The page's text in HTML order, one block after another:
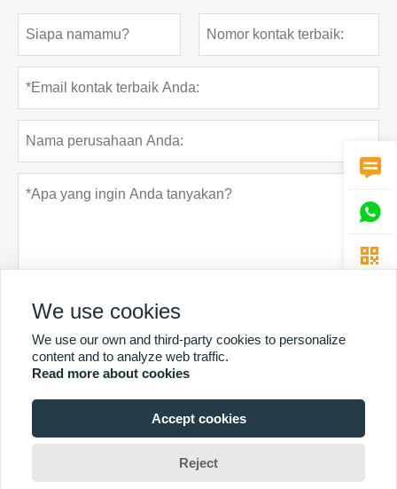
Menyerahkan Rahasia pribadi
LEBIH BANYAK LAYANAN
Hak Cipta Oleh © Guangzhou Chunke Environmental Technology Co.



We use cookies
We use our own and third-party cookies to personalize
content and to analyze web traffic.
Read more about cookies
Accept cookies
Reject